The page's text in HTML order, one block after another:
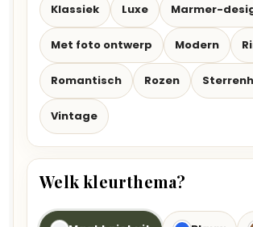
Klassiek Luxe Marmer-
Met foto ontwerp Modern
Romantisch Rozen
Vintage
Welk kleurthema?